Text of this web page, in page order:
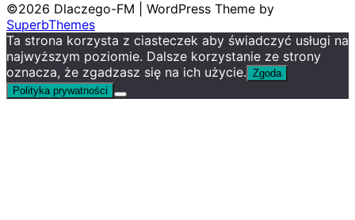
©2026 Dlaczego-FM
| WordPress Theme by
SuperbThemes
Ta strona korzysta z ciasteczek aby świadczyć usługi na
najwyższym poziomie. Dalsze korzystanie ze strony
oznacza, że zgadzasz się na ich użycie. Zgoda
Polityka prywatności